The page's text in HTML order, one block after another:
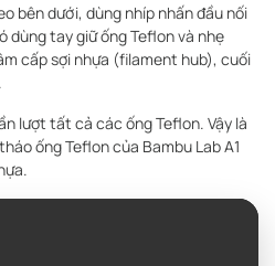
bên dưới, dùng nhíp nhấn đầu nối
dùng tay giữ ống Teflon và nhẹ
cấp sợi nhựa (filament hub), cuối
lượt tất cả các ống Teflon. Vậy là
ống Teflon của Bambu Lab A1